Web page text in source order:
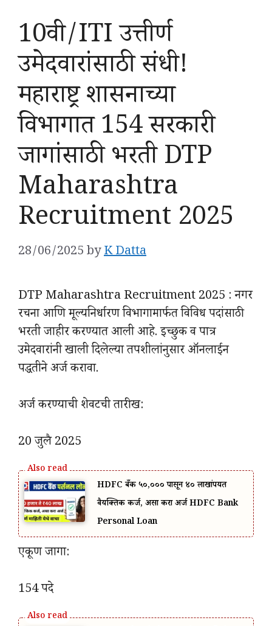
10वी/ITI उत्तीर्ण
उमेदवारांसाठी संधी!
महाराष्ट्र शासनाच्या
विभागात 154 सरकारी
जागांसाठी भरती DTP
Maharashtra
Recruitment 2025
28/06/2025byK Datta
DTP Maharashtra Recruitment 2025 : नगर
रचना आणि मूल्यनिर्धारण विभागामार्फत विविध पदांसाठी
भरती जाहीर करण्यात आली आहे. इच्छुक व पात्र
उमेदवारांनी खाली दिलेल्या तपशीलांनुसार ऑनलाईन
पद्धतीने अर्ज करावा.
अर्ज करण्याची शेवटची तारीख:
20 जुलै 2025
HDFC बँक ₹५०,००० पासून ₹४० लाखांपर्यंत
वैयक्तिक कर्ज, असा करा अर्ज HDFC Bank
Personal Loan
एकूण जागा:
154 पदे